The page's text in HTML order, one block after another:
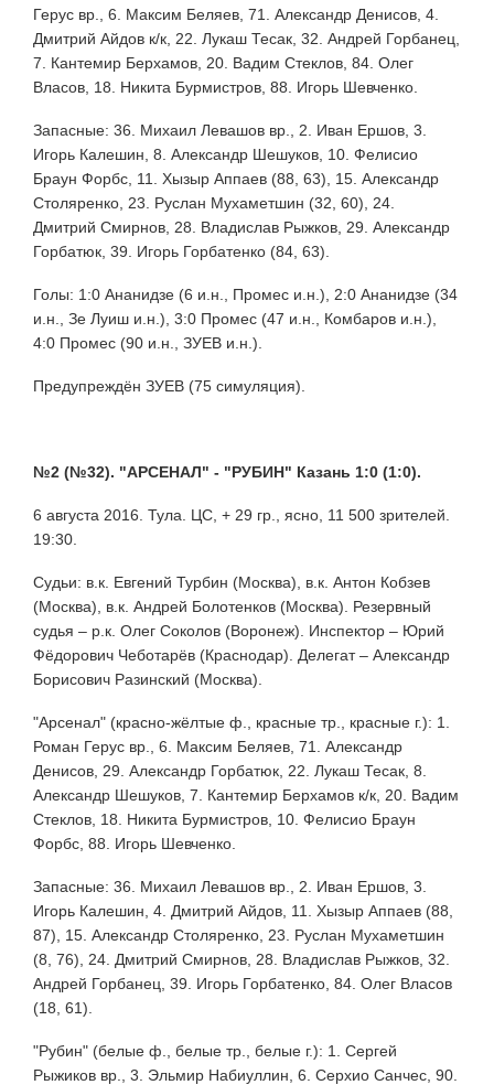
Герус вр., 6. Максим Беляев, 71. Александр Денисов, 4.
Дмитрий Айдов к/к, 22. Лукаш Тесак, 32. Андрей Горбанец,
7. Кантемир Берхамов, 20. Вадим Стеклов, 84. Олег
Власов, 18. Никита Бурмистров, 88. Игорь Шевченко.
Запасные: 36. Михаил Левашов вр., 2. Иван Ершов, 3.
Игорь Калешин, 8. Александр Шешуков, 10. Фелисио
Браун Форбс, 11. Хызыр Аппаев (88, 63), 15. Александр
Столяренко, 23. Руслан Мухаметшин (32, 60), 24.
Дмитрий Смирнов, 28. Владислав Рыжков, 29. Александр
Горбатюк, 39. Игорь Горбатенко (84, 63).
Голы: 1:0 Ананидзе (6 и.н., Промес и.н.), 2:0 Ананидзе (34
и.н., Зе Луиш и.н.), 3:0 Промес (47 и.н., Комбаров и.н.),
4:0 Промес (90 и.н., ЗУЕВ и.н.).
Предупреждён ЗУЕВ (75 симуляция).
№2 (№32). "АРСЕНАЛ" - "РУБИН" Казань 1:0 (1:0).
6 августа 2016. Тула. ЦС, + 29 гр., ясно, 11 500 зрителей.
19:30.
Судьи: в.к. Евгений Турбин (Москва), в.к. Антон Кобзев
(Москва), в.к. Андрей Болотенков (Москва). Резервный
судья – р.к. Олег Соколов (Воронеж). Инспектор – Юрий
Фёдорович Чеботарёв (Краснодар). Делегат – Александр
Борисович Разинский (Москва).
"Арсенал" (красно-жёлтые ф., красные тр., красные г.): 1.
Роман Герус вр., 6. Максим Беляев, 71. Александр
Денисов, 29. Александр Горбатюк, 22. Лукаш Тесак, 8.
Александр Шешуков, 7. Кантемир Берхамов к/к, 20. Вадим
Стеклов, 18. Никита Бурмистров, 10. Фелисио Браун
Форбс, 88. Игорь Шевченко.
Запасные: 36. Михаил Левашов вр., 2. Иван Ершов, 3.
Игорь Калешин, 4. Дмитрий Айдов, 11. Хызыр Аппаев (88,
87), 15. Александр Столяренко, 23. Руслан Мухаметшин
(8, 76), 24. Дмитрий Смирнов, 28. Владислав Рыжков, 32.
Андрей Горбанец, 39. Игорь Горбатенко, 84. Олег Власов
(18, 61).
"Рубин" (белые ф., белые тр., белые г.): 1. Сергей
Рыжиков вр., 3. Эльмир Набиуллин, 6. Серхио Санчес, 90.